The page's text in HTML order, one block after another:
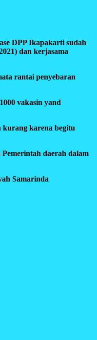
DPP Ikapakarti sudah
dan kerjasama
rantai penyebaran
vakasin yand
kurang karena begitu
daerah dalam
Samarinda